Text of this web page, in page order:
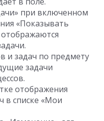
при включенном
«Показывать
и задач по предмету
задачи
отображения
в списке «Мои